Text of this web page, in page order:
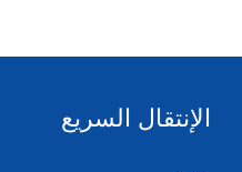
الإنتقال السريع